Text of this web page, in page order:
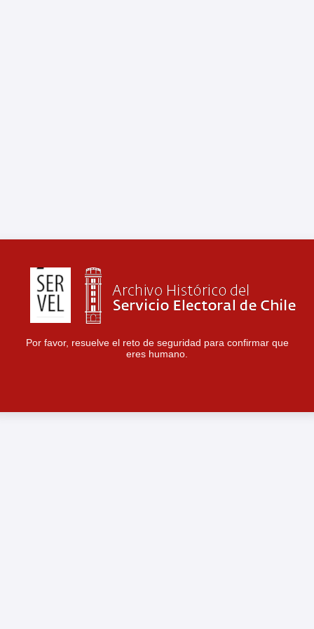
Por favor, resuelve el reto de seguridad para confirmar que
eres humano.